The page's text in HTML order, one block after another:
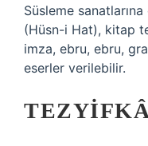
Süsleme
(Hüsn-i Hat), kitap
imza, ebru, ebru,
eserler verilebilir.